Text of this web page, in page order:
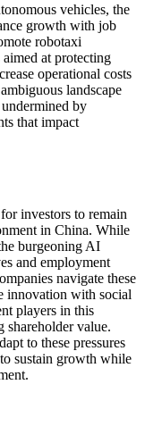
vehicles, the
growth with job
robotaxi
at protecting
operational costs
landscape
by
that impact
investors to remain
in China. While
burgeoning AI
and employment
navigate these
innovation with social
players in this
shareholder value.
to these pressures
sustain growth while